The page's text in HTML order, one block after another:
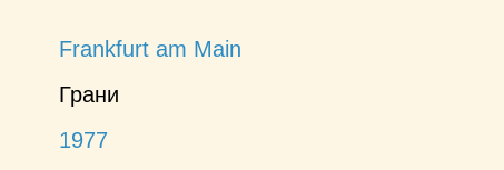
Frankfurt am Main
Грани
1977